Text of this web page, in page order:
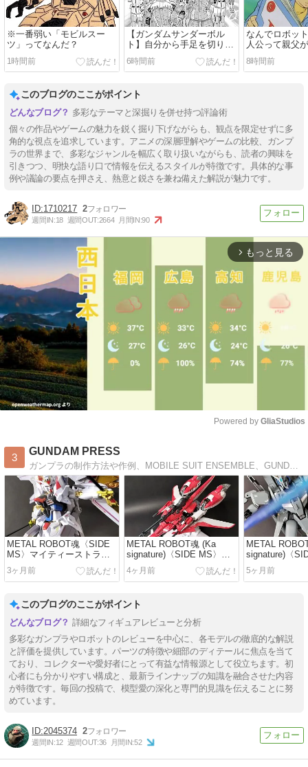
※一番弱い「モビルスー
ツ」ってなんだ？
1時間前
【ガンダムサンダーボル
ト】自分から手足を切り落
すなんて…
6時間前
なんでロボッ
人公って親父
に乗ることが
8時間前
このブログのここがポイント
多彩なテーマと深掘りを併せ持つ評論術
個々の作品やゲームの魅力を鋭く掘り下げながらも、観点を限定せずに多
角的な視点を追求しています。アニメの深層理解やゲームの比較、ガンプ
ラの世界まで、多彩なジャンルを幅広く取り扱いながらも、読者の興味を
引きつつ、明快な語り口で情報を伝えるスタイルが特徴です。具体的な事
例や議論の要点を押さえ、熱意と鋭さを兼ね備えた解説が魅力です。
1710217 2
週間IN:18 週間OUT:2664 月間IN:90
arrow_forward_ios もっと見る
Powered by GliaStudios
3
GUNDAM PRESS
ガンプラの制作方法や作例、MOBILE SUIT ENSEMBLE、GUNDAM FIX FIGURATION、METAL BUILD等のレビューをさせていただいてます。オンライン限定予約情報や絶版品の中古販売情報もご紹介しております。
METAL ROBOT魂〈SIDE
MS〉マイティーストライ
クフリーダムガンダム最終
決戦Ver. レビュー
3ヶ月前
METAL ROBOT魂 (Ka
signature)〈SIDE MS〉ゼ
ータプラス A1(テスト機イ
メージカラー) レビュー
4ヶ月前
METAL
signature)〈
ータプラス
パーツセット)
5ヶ月前
このブログのここがポイント
詳細なフィギュアレビューと分析
多彩なガンプラやロボットのレビューを中心に、各モデルの徹底的な解説
と評価を提供しています。パーツの特徴や細部のディテールに焦点を当て
ており、コレクターや愛好者にとって有益な情報源として役立ちます。初
心者にも分かりやすい構成と、最新ラインナップの知識を融合させた内容
が特徴です。毎回の投稿で、模型愛の深化と専門的見識を伝えることに努
めています。
2045374 2
週間IN:12 週間OUT:36 月間IN:52